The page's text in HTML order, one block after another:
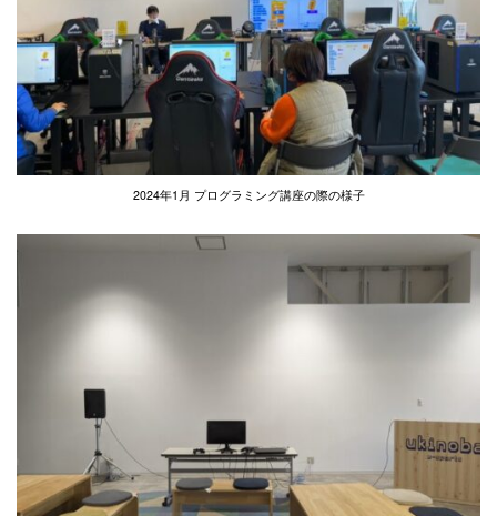
2024年1月 プログラミング講座の際の様子